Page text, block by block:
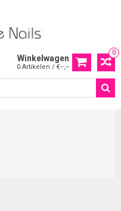
0
Winkelwagen
0 Artikelen / €--,--